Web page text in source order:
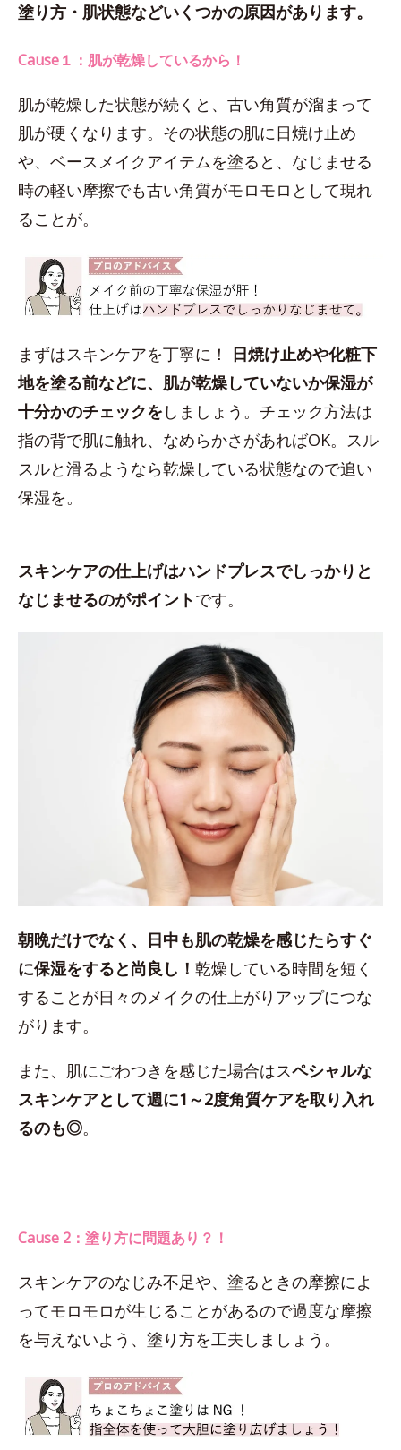
塗り方・肌状態などいくつかの原因があります。
Cause１：肌が乾燥しているから！
肌が乾燥した状態が続くと、古い角質が溜まって
肌が硬くなります。その状態の肌に日焼け止め
や、ベースメイクアイテムを塗ると、なじませる
時の軽い摩擦でも古い角質がモロモロとして現れ
ることが。
まずはスキンケアを丁寧に！
日焼け止めや化粧下
地を塗る前などに、肌が乾燥していないか保湿が
十分かのチェックを しましょう。チェック方法は
指の背で肌に触れ、なめらかさがあればOK。スル
スルと滑るようなら乾燥している状態なので追い
保湿を。
スキンケアの仕上げはハンドプレスでしっかりと
なじませるのがポイントです。
朝晩だけでなく、日中も肌の乾燥を感じたらすぐ
に保湿をすると尚良し！ 乾燥している時間を短く
することが日々のメイクの仕上がりアップにつな
がります。
また、肌にごわつきを感じた場合はスペシャルな
スキンケアとして週に1～2度角質ケアを取り入れ
るのも◎。
Cause 2：塗り方に問題あり？！
スキンケアのなじみ不足や、塗るときの摩擦によ
ってモロモロが生じることがあるので過度な摩擦
を与えないよう、塗り方を工夫しましょう。